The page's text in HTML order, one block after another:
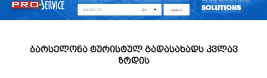
ბარსელონა ტურისტულ გადასახადს კვლავ
ზრდის